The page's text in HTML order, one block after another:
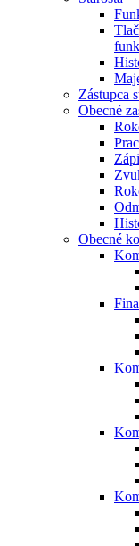
Zástupca
Obecné
Obecné